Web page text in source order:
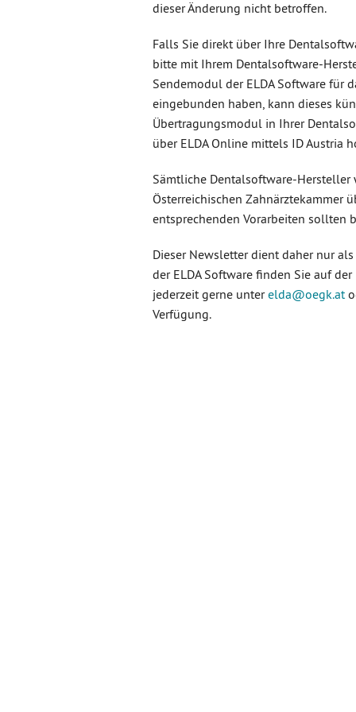
dieser Änderung nicht betroffen.
Falls Sie direkt über Ihre
bitte mit Ihrem Dentalsoftware-
Sendemodul der ELDA Software für
eingebunden haben, kann dieses
Übertragungsmodul in Ihrer
über ELDA Online mittels ID Austria
Sämtliche Dentalsoftware-
Österreichischen Zahnärztekammer
entsprechenden Vorarbeiten sollten
Dieser Newsletter dient daher nur
der ELDA Software finden Sie auf der
jederzeit gerne unterelda@oegk.at
Verfügung.